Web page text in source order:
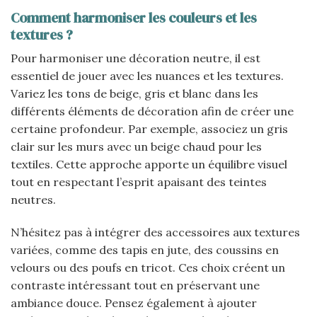
Comment harmoniser les couleurs et les
textures ?
Pour harmoniser une décoration neutre, il est
essentiel de jouer avec les nuances et les textures.
Variez les tons de beige, gris et blanc dans les
différents éléments de décoration afin de créer une
certaine profondeur. Par exemple, associez un gris
clair sur les murs avec un beige chaud pour les
textiles. Cette approche apporte un équilibre visuel
tout en respectant l’esprit apaisant des teintes
neutres.
N’hésitez pas à intégrer des accessoires aux textures
variées, comme des tapis en jute, des coussins en
velours ou des poufs en tricot. Ces choix créent un
contraste intéressant tout en préservant une
ambiance douce. Pensez également à ajouter